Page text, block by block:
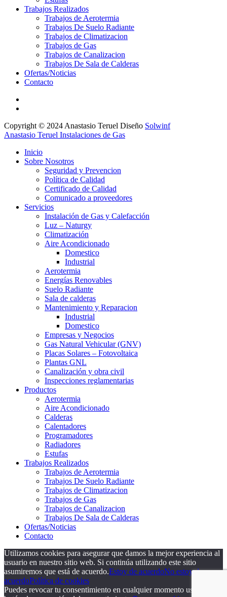
Trabajos Realizados
Trabajos de Aerotermia
Trabajos De Suelo Radiante
Trabajos de Climatizacion
Trabajos de Gas
Trabajos de Canalizacion
Trabajos De Sala de Calderas
Ofertas/Noticias
Contacto
Copyright © 2024 Anastasio Teruel Diseño Solwinf
Anastasio Teruel Instalaciones de Gas
Inicio
Sobre Nosotros
Seguridad y Prevencion
Política de Calidad
Certificado de Calidad
Comunicado a proveedores
Servicios
Instalación de Gas y Calefacción
Luz – Naturgy
Climatización
Aire Acondicionado
Domestico
Industrial
Aerotermia
Energías Renovables
Suelo Radiante
Sala de calderas
Mantenimiento y Reparacion
Industrial
Domestico
Empresas y Negocios
Gas Natural Vehicular (GNV)
Placas Solares – Fotovoltaica
Plantas GNL
Canalización y obra civil
Inspecciones reglamentarias
Productos
Aerotermia
Aire Acondicionado
Calderas
Calentadores
Programadores
Radiadores
Estufas
Trabajos Realizados
Trabajos de Aerotermia
Trabajos De Suelo Radiante
Trabajos de Climatizacion
Trabajos de Gas
Trabajos de Canalizacion
Trabajos De Sala de Calderas
Ofertas/Noticias
Contacto
Utilizamos cookies para asegurar que damos la mejor experiencia al
usuario en nuestro sitio web. Si continúa utilizando este sitio
asumiremos que está de acuerdo.Estoy de acuerdoNo estoy de
acuerdoPolítica de cookies
Puedes revocar tu consentimiento en cualquier momento usando el